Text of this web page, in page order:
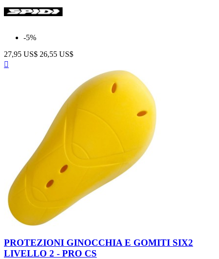
-5%
27,95 US$ 26,55 US$

PROTEZIONI GINOCCHIA E GOMITI SIX2
LIVELLO 2 - PRO CS